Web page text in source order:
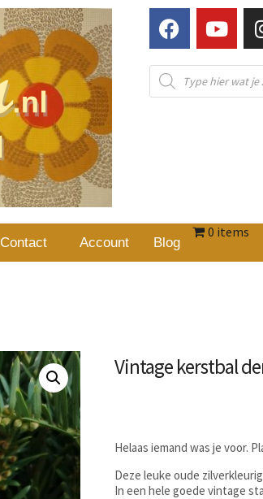
Contact Account Blog
0 items
Vintage kerstbal
Helaas iemand was je voor.
Deze leuke oude
In een hele goede vintage